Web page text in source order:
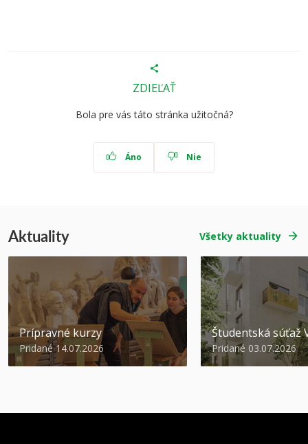
ZDIEĽAŤ
Bola pre vás táto stránka užitočná?
Áno Nie
Aktuality Všetky aktuality
Prípravné kurzy
Pridané 14.07.2026
Študentská súťaž
Pridané 03.07.2026